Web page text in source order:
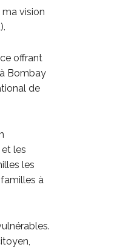
ma vision
offrant
Bombay
de
les
les
à